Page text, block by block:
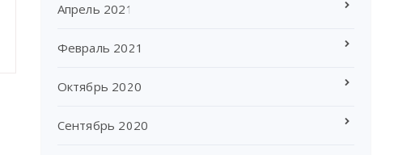
Апрель 2021
Февраль 2021
Октябрь 2020
Сентябрь 2020